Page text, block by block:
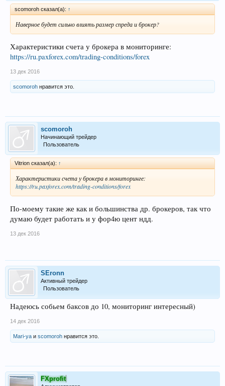
scomoroh сказал(а): ↑
Наверное будет сильно влиять размер спреда и брокер?
Характеристики счета у брокера в мониторинге:
https://ru.paxforex.com/trading-conditions/forex
13 дек 2016
scomoroh нравится это.
scomoroh
Начинающий трейдер
Пользователь
Vitrion сказал(а): ↑
Характеристики счета у брокера в мониторинге:
https://ru.paxforex.com/trading-conditions/forex
По-моему такие же как и большинства др. брокеров, так что
думаю будет работать и у фор4ю цент ндд.
13 дек 2016
SEronn
Активный трейдер
Пользователь
Надеюсь собьем баксов до 10, мониторинг интересный)
14 дек 2016
Mari-ya и scomoroh нравится это.
FXprofit